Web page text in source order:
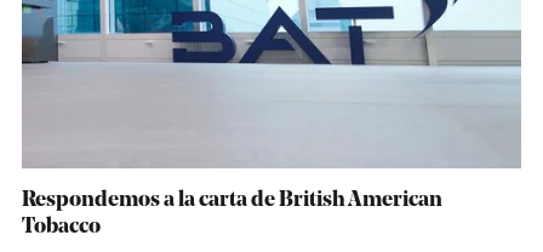
Respondemos a la carta de British American
Tobacco